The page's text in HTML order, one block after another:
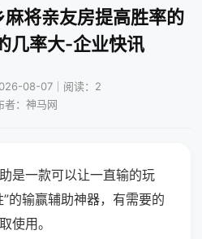
将亲友房提高胜率的
几率大-企业快讯
08-07｜阅读：2
者：神马网
是一款可以让一直输的玩
的输赢辅助神器，有需要的
使用。